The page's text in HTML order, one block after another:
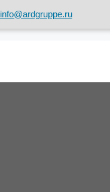
info@ardgruppe.ru